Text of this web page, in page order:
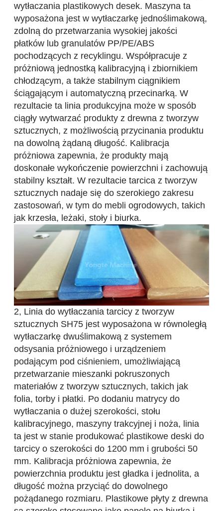
wytłaczania plastikowych desek. Maszyna ta
wyposażona jest w wytłaczarkę jednoślimakową,
zdolną do przetwarzania wysokiej jakości
płatków lub granulatów PP/PE/ABS
pochodzących z recyklingu. Współpracuje z
próżniową jednostką kalibracyjną i zbiornikiem
chłodzącym, a także stabilnym ciągnikiem
ściągającym i automatyczną przecinarką. W
rezultacie ta linia produkcyjna może w sposób
ciągły wytwarzać produkty z drewna z tworzyw
sztucznych, z możliwością przycinania produktu
na dowolną żądaną długość. Kalibracja
próżniowa zapewnia, że ​​produkty mają
doskonałe wykończenie powierzchni i zachowują
stabilny kształt. W rezultacie tarcica z tworzyw
sztucznych nadaje się do szerokiego zakresu
zastosowań, w tym do mebli ogrodowych, takich
jak krzesła, leżaki, stoły i biurka.
2, Linia do wytłaczania tarcicy z tworzyw
sztucznych SH75 jest wyposażona w równoległą
wytłaczarkę dwuślimakową z systemem
odsysania próżniowego i urządzeniem
podającym pod ciśnieniem, umożliwiającą
przetwarzanie mieszanki pokruszonych
materiałów z tworzyw sztucznych, takich jak
folia, torby i płatki. Po dodaniu matrycy do
wytłaczania o dużej szerokości, stołu
kalibracyjnego, maszyny trakcyjnej i noża, linia
ta jest w stanie produkować plastikowe deski do
tarcicy o szerokości do 1200 mm i grubości 50
mm. Kalibracja próżniowa zapewnia, że ​​
powierzchnia produktu jest gładka i jednolita, a
długość można przyciąć do dowolnego
pożądanego rozmiaru. Plastikowe płyty z drewna